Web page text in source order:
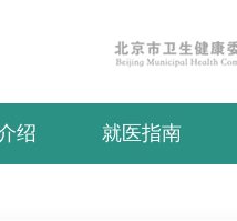
绍 就医指南